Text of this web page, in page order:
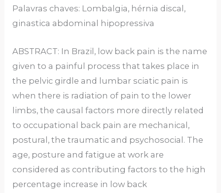
Palavras chaves: Lombalgia, hérnia discal,
ginastica abdominal hipopressiva
ABSTRACT: In Brazil, low back pain is the name
given to a painful process that takes place in
the pelvic girdle and lumbar sciatic pain is
when there is radiation of pain to the lower
limbs, the causal factors more directly related
to occupational back pain are mechanical,
postural, the traumatic and psychosocial. The
age, posture and fatigue at work are
considered as contributing factors to the high
percentage increase in low back